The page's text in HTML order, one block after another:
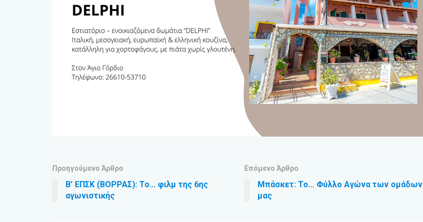
Προηγούμενο Άρθρο
Β’ ΕΠΣΚ (ΒΟΡΡΑΣ): Το… φιλμ της 6ης
αγωνιστικής
Επόμενο Άρθρο
Μπάσκετ: Το… Φύλλο Αγώνα των ομάδων
μας